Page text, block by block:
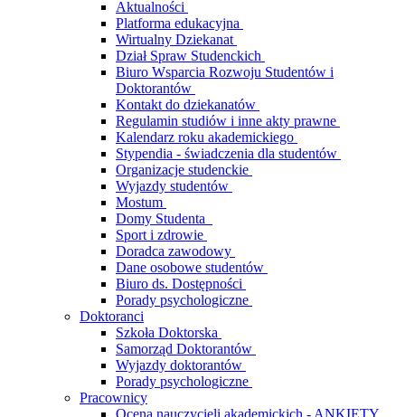
Aktualności
Platforma edukacyjna
Wirtualny Dziekanat
Dział Spraw Studenckich
Biuro Wsparcia Rozwoju Studentów i
Doktorantów
Kontakt do dziekanatów
Regulamin studiów i inne akty prawne
Kalendarz roku akademickiego
Stypendia - świadczenia dla studentów
Organizacje studenckie
Wyjazdy studentów
Mostum
Domy Studenta
Sport i zdrowie
Doradca zawodowy
Dane osobowe studentów
Biuro ds. Dostępności
Porady psychologiczne
Doktoranci
Szkoła Doktorska
Samorząd Doktorantów
Wyjazdy doktorantów
Porady psychologiczne
Pracownicy
Ocena nauczycieli akademickich - ANKIETY